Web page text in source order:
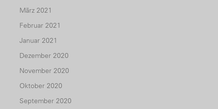
März 2021
Februar 2021
Januar 2021
Dezember 2020
November 2020
Oktober 2020
September 2020